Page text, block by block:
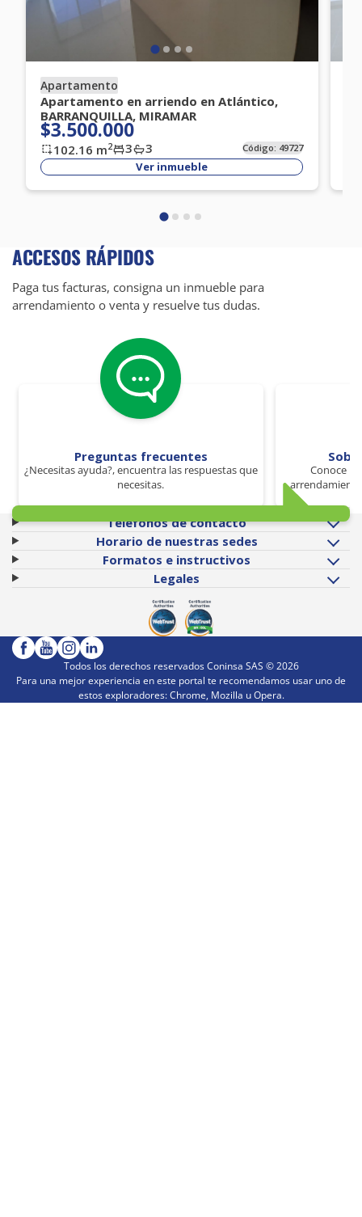
Apartamento
Apartamento en arriendo en Atlántico,
BARRANQUILLA, MIRAMAR
$3.500.000
102.16 m2 3 3 Código: 49727
Ver inmueble
ACCESOS RÁPIDOS
Paga tus facturas, consigna un inmueble para
arrendamiento o venta y resuelve tus dudas.
Preguntas frecuentes
¿Necesitas ayuda?, encuentra las respuestas que
necesitas.
Conoce
Teléfonos de contacto
Horario de nuestras sedes
Formatos e instructivos
Legales
Todos los derechos reservados Coninsa SAS ©2026
Para una mejor experiencia en este portal te recomendamos usar uno de
estos exploradores: Chrome, Mozilla u Opera.